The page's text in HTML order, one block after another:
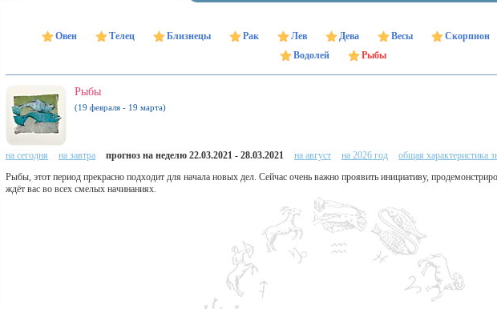
Овен Телец Близнецы Рак Лев Дева Весы Скорпион
Водолей
Рыбы
Рыбы
(19 февраля - 19 марта)
на сегодня на завтра прогноз на неделю 22.03.2021 - 28.03.2021 на август на 2026 год
общая характеристика
Рыбы, этот период прекрасно подходит для начала новых дел. Сейчас очень важно проявить инициативу,
ждёт вас во всех смелых начинаниях.